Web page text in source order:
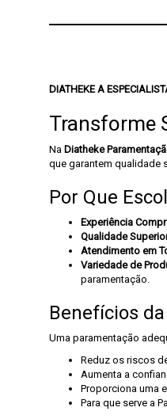
DIATHEKE A
Transforme
Na Diatheke
que garantem qualidade
Por Que
Experiência
Qualidade
Atendimento em
Variedade de
paramentação.
Benefícios
Uma paramentação
Reduz os riscos
Aumenta a
Proporciona uma
Para que serve a